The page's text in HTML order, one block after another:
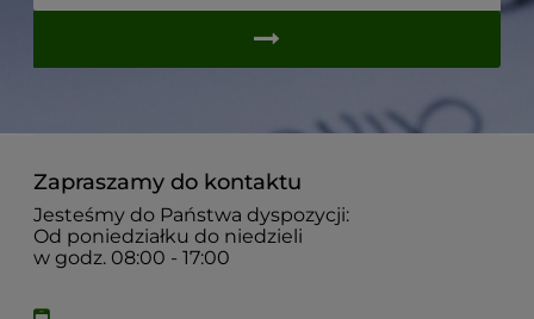
Zapraszamy do kontaktu
Jesteśmy do Państwa dyspozycji:
Od poniedziałku do niedzieli
w godz. 08:00 - 17:00